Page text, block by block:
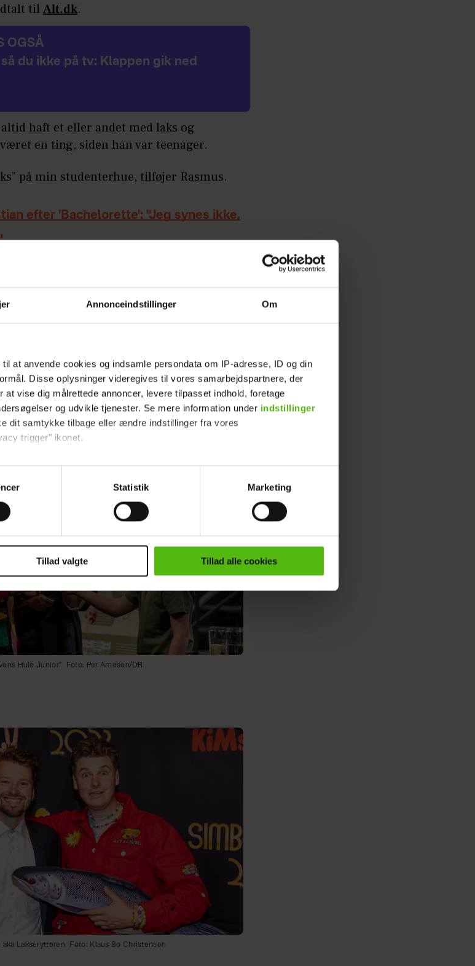
Annonceindstillinger Om
at anvende cookies og indsamle persondata om IP-adresse, ID og din
Disse oplysninger videregives til vores samarbejdspartnere, der
vise dig målrettede annoncer, levere tilpasset indhold, foretage
og udvikle tjenester. Se mere information under indstillinger
dit samtykke tilbage eller ændre indstillinger fra vores
trigger" ikonet.
for at kunne levere og finansiere relevant journalistisk indhold til dig.
til at at optimere dit besøg på vores hjemmeside. Vi indsamler data
personoplysninger i forbindelse hermed i både
Statistik Marketing
Tillad valgte Tillad alle cookies
til Alt.dk.
OGSÅ
så du ikke på tv: Klappen gik ned
haft et eller andet med laks og
en ting, siden han var teenager.
på min studenterhue, tilføjer Rasmus.
efter 'Bachelorette': "Jeg synes ikke,
Hule Junior" i aften kl. 19.30 på DR1 og
løber overvægten væk: Har tabt
Hule Junior" Foto: Per Arnesen/DR
aka Lakserytteren Foto: Klaus Bo Christensen